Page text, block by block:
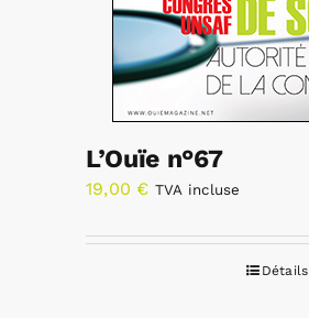
L’Ouïe n°67
19,00 € TVA incluse
Détails